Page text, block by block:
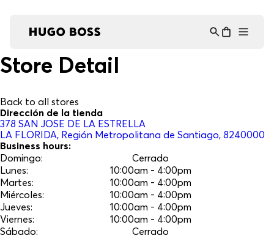
Store Detail
Back to all stores
Dirección de la tienda
378 SAN JOSE DE LA ESTRELLA
LA FLORIDA, Región Metropolitana de Santiago, 8240000
Business hours:
Domingo:
Cerrado
Lunes:
10:00am - 4:00pm
Martes:
10:00am - 4:00pm
Miércoles:
10:00am - 4:00pm
Jueves:
10:00am - 4:00pm
Viernes:
10:00am - 4:00pm
Sábado:
Cerrado
Asistente Virtual
en línea ⋮